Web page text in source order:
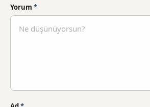
Yorum *